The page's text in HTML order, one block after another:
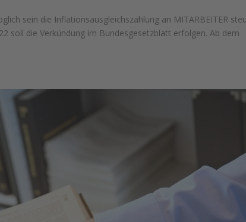
sein die Inflationsausgleichszahlung an MITARBEITER
soll die Verkündung im Bundesgesetzblatt erfolgen. Ab dem